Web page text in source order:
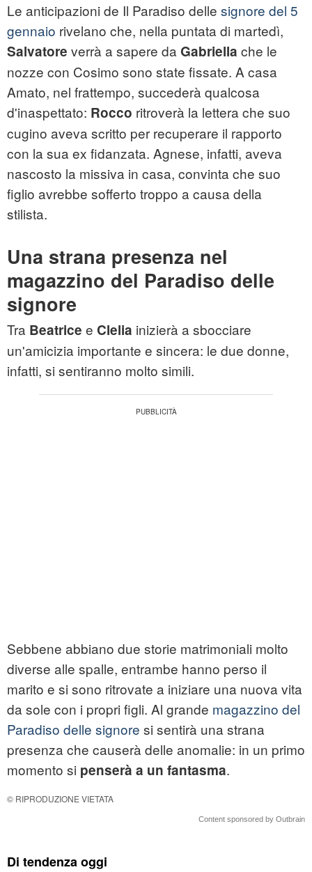
Le anticipazioni de Il Paradiso delle signore del 5
gennaio rivelano che, nella puntata di martedì,
Salvatore verrà a sapere da Gabriella che le
nozze con Cosimo sono state fissate. A casa
Amato, nel frattempo, succederà qualcosa
d'inaspettato: Rocco ritroverà la lettera che suo
cugino aveva scritto per recuperare il rapporto
con la sua ex fidanzata. Agnese, infatti, aveva
nascosto la missiva in casa, convinta che suo
figlio avrebbe sofferto troppo a causa della
stilista.
Una strana presenza nel
magazzino del Paradiso delle
signore
Tra Beatrice e Clelia inizierà a sbocciare
un'amicizia importante e sincera: le due donne,
infatti, si sentiranno molto simili.
Sebbene abbiano due storie matrimoniali molto
diverse alle spalle, entrambe hanno perso il
marito e si sono ritrovate a iniziare una nuova vita
da sole con i propri figli. Al grande magazzino del
Paradiso delle signore si sentirà una strana
presenza che causerà delle anomalie: in un primo
momento si penserà a un fantasma.
© RIPRODUZIONE VIETATA
Content sponsored by Outbrain
Di tendenza oggi